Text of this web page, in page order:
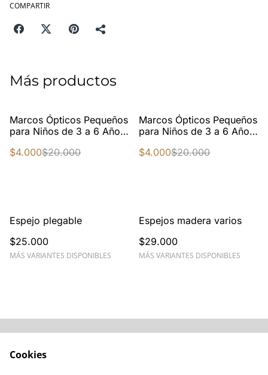
COMPARTIR
Más productos
%
Marcos Ópticos Pequeños
para Niños de 3 a 6 Años
C1
$4.000$20.000
%
Marcos Ópticos Pequeños
para Niños de 3 a 6 Años
130
$4.000$20.000
Espejo plegable
$25.000
MÁS VARIANTES DISPONIBLES
Espejos madera varios
$29.000
MÁS VARIANTES DISPONIBLES
Cookies